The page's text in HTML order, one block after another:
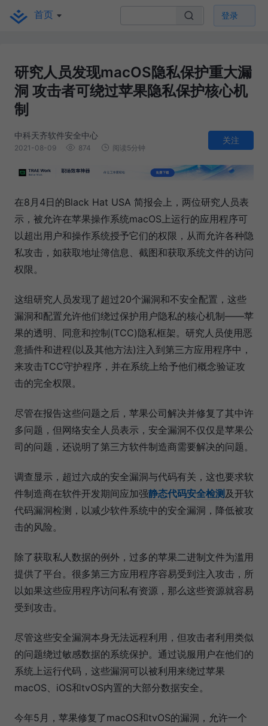
首页 登录
研究人员发现macOS隐私保护重大漏
洞 攻击者可绕过苹果隐私保护核心机
制
中科天齐软件安全中心
2021-08-09 874 阅读5分钟
关注
在8月4日的Black Hat USA 简报会上，两位研究人员表
示，被允许在苹果操作系统macOS上运行的应用程序可
以超出用户和操作系统授予它们的权限，从而允许各种隐
私攻击，如获取地址簿信息、截图和获取系统文件的访问
权限。
这组研究人员发现了超过20个漏洞和不安全配置，这些
漏洞和配置允许他们绕过保护用户隐私的核心机制——苹
果的透明、同意和控制(TCC)隐私框架。研究人员使用恶
意插件和进程(以及其他方法)注入到第三方应用程序中，
来攻击TCC守护程序，并在系统上给予他们概念验证攻
击的完全权限。
尽管在报告这些问题之后，苹果公司解决并修复了其中许
多问题，但网络安全人员表示，安全漏洞不仅仅是苹果公
司的问题，还说明了第三方软件制造商需要解决的问题。
调查显示，超过六成的安全漏洞与代码有关，这也要求软
件制造商在软件开发期间应加强静态代码安全检测 及开软
代码漏洞检测，以减少软件系统中的安全漏洞，降低被攻
击的风险。
除了获取私人数据的例外，过多的苹果二进制文件为滥用
提供了平台。很多第三方应用程序容易受到注入攻击，所
以如果这些应用程序访问私有资源，那么这些资源就容易
受到攻击。
尽管这些安全漏洞本身无法远程利用，但攻击者利用类似
的问题绕过敏感数据的系统保护。通过说服用户在他们的
系统上运行代码，这些漏洞可以被利用来绕过苹果
macOS、iOS和tvOS内置的大部分数据安全。
今年5月，苹果修复了macOS和tvOS的漏洞，允许一个